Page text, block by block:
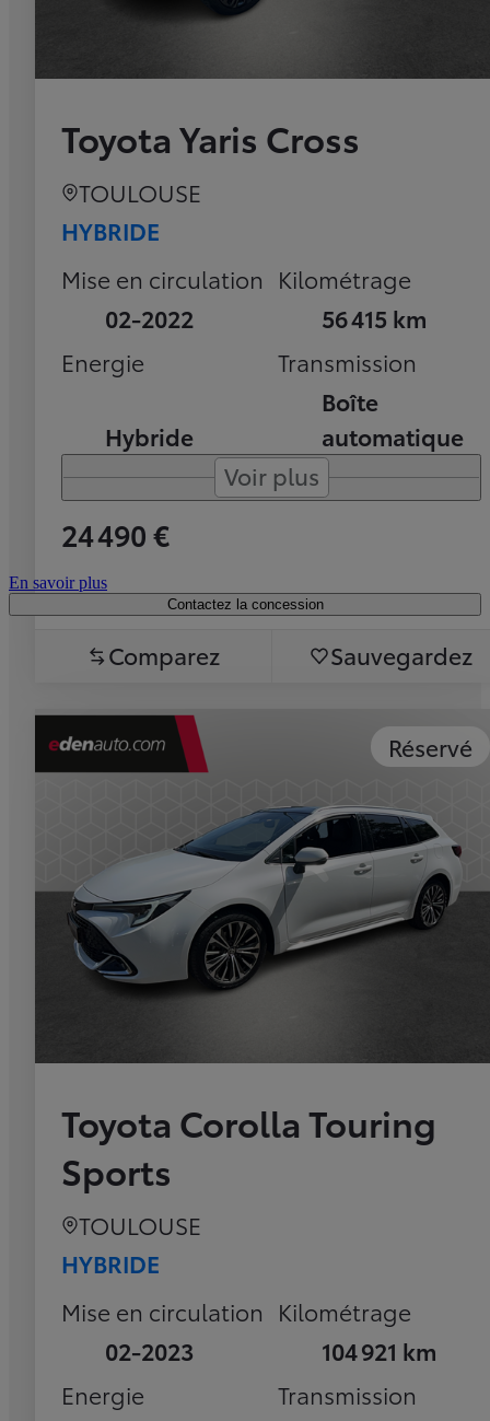
Toyota Yaris Cross
TOULOUSE
HYBRIDE
Mise en circulation
02-2022
Kilométrage
56 415 km
Energie
Hybride
Transmission
Boîte
automatique
Voir plus
24 490 €
En savoir plus
Contactez la concession
Comparez Sauvegardez
Réservé
Toyota Corolla Touring
Sports
TOULOUSE
HYBRIDE
Mise en circulation
02-2023
Kilométrage
104 921 km
Energie
Transmission